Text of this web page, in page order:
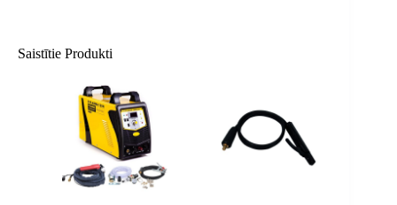
Saistītie Produkti